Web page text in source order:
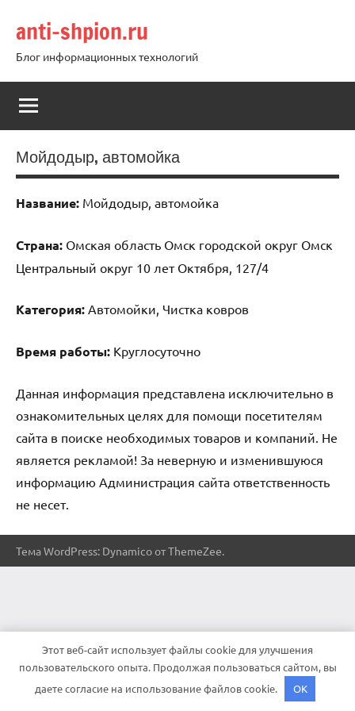
содержимому
anti-shpion.ru
Блог информационных технологий
Мойдодыр, автомойка
Название: Мойдодыр, автомойка
Страна: Омская область Омск городской округ Омск
Центральный округ 10 лет Октября, 127/4
Категория: Автомойки, Чистка ковров
Время работы: Круглосуточно
Данная информация представлена исключительно в
ознакомительных целях для помощи посетителям
сайта в поиске необходимых товаров и компаний. Не
является рекламой! За неверную и изменившуюся
информацию Администрация сайта ответственность
не несет.
Тема WordPress: Dynamico от ThemeZee.
Этот веб-сайт использует файлы cookie для улучшения
пользовательского опыта. Продолжая пользоваться сайтом, вы
даете согласие на использование файлов cookie.
OK